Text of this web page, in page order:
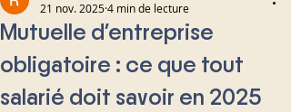
Mutuelle d’entreprise
obligatoire : ce que tout
salarié doit savoir en 2025
21 nov. 20254 min de lecture